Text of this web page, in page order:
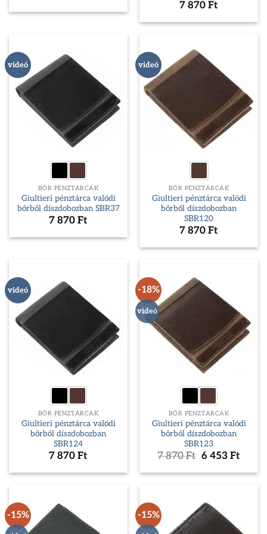
7 870 Ft
videó
BŐR PÉNZTÁRCÁK
Giultieri pénztárca valódi
bőrből díszdobozban SBR37
7 870 Ft
videó
BŐR PÉNZTÁRCÁK
Giultieri pénztárca valódi
bőrből díszdobozban
SBR120
7 870 Ft
videó
BŐR PÉNZTÁRCÁK
Giultieri pénztárca valódi
bőrből díszdobozban
SBR124
7 870 Ft
-18%
videó
BŐR PÉNZTÁRCÁK
Giultieri pénztárca valódi
bőrből díszdobozban
SBR123
7 870Ft Original
was:
6 453 Ft
is:
-15% -15%